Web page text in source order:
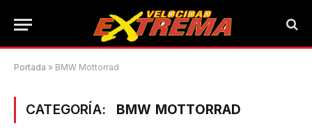
Portada » BMW Mottorrad
CATEGORÍA: BMW MOTTORRAD